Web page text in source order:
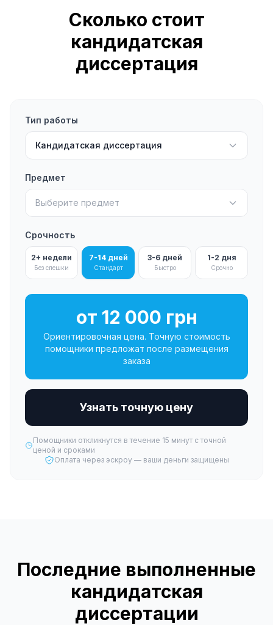
Сколько стоит
кандидатская
диссертация
Тип работы
Кандидатская диссертация
Предмет
Выберите предмет
Срочность
2+ недели
Без спешки
7-14 дней
Стандарт
3-6 дней
Быстро
1-2 дня
Срочно
от 12 000 грн
Ориентировочная цена. Точную стоимость
помощники предложат после размещения
заказа
Узнать точную цену
Помощники откликнутся в течение 15 минут с точной
ценой и сроками
Оплата через эскроу — ваши деньги защищены
Последние выполненные
кандидатская
диссертации